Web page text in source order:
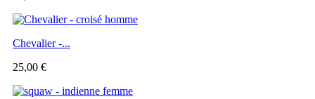
Chevalier -...
25,00 €